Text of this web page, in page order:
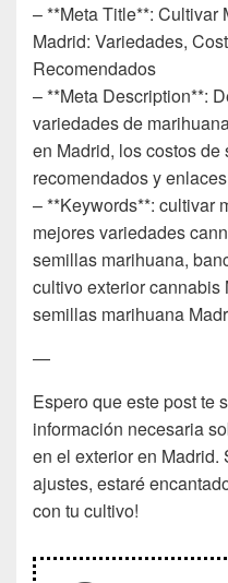
– **Meta Title**: Cultivar
Madrid: Variedades,
Recomendados
– **Meta Description**:
variedades de
en Madrid, los costos
recomendados y
– **Keywords**: cultivar
mejores variedades
semillas marihuana,
cultivo exterior cannabis
semillas marihuana
—
Espero que este post te
información necesaria
en el exterior en
ajustes, estaré
con tu cultivo!